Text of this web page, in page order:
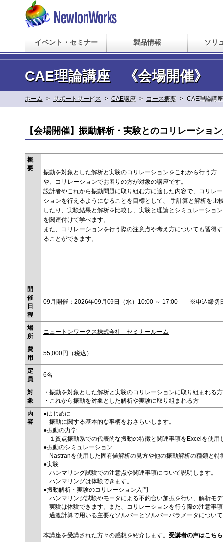
イベント・セミナー 製品情報 ソリ
CAE理論講座 《会場開催》
ホーム > サポートサービス > CAE講座 > コース概要 > CAE理論講座
【会場開催】振動解析・実験とのコリレーショ
概
要
振動を対象とした解析と実験のコリレーションをこれから行う方
や、コリレーションでお困りの方が対象の講座です。
設計者やこれから振動問題に取り組む方に適した内容で、コリレー
ションを行えるようになることを目標として、 手計算と解析を比
したり、実験結果と解析を比較し、実験と理論とシミュレーション
を関連付けて学べます。
また、コリレーションを行う際の注意点や考え方についても習得す
ることができます。
開
催
日
程
09月開催：2026年09月09日（水）10:00 ～ 17:00 ※申込締切
場
所
ニュートンワークス株式会社 セミナールーム
費
用
55,000円（税込）
定
員
6名
対
象
・振動を対象とした解析と実験のコリレーションに取り組まれる方
・これから振動を対象とした解析や実験に取り組まれる方
内
容
●はじめに
振動に関する基本的な事柄をおさらいします。
●振動の力学
１質点振動系での代表的な振動の特徴と関連事項をExcelを使用
●振動のシミュレーション
Nastranを使用した固有値解析の見方や他の振動解析の種類と特
●実験
ハンマリング試験での注意点や関連事項について説明します。
ハンマリングは体験できます。
●振動解析・実験のコリレーション入門
ハンマリング試験やモータによる不釣合い加振を行い、解析モ
実験は体験できます。また、コリレーションを行う際の注意事
過渡計算で用いる主要なソルバーとソルバーパラメータについ
本講座を受講された方々の感想を紹介します。 受講者の声はこちら